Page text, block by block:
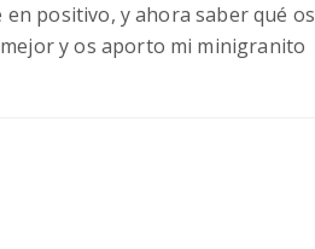
positivo, y ahora saber qué os
y os aporto mi minigranito